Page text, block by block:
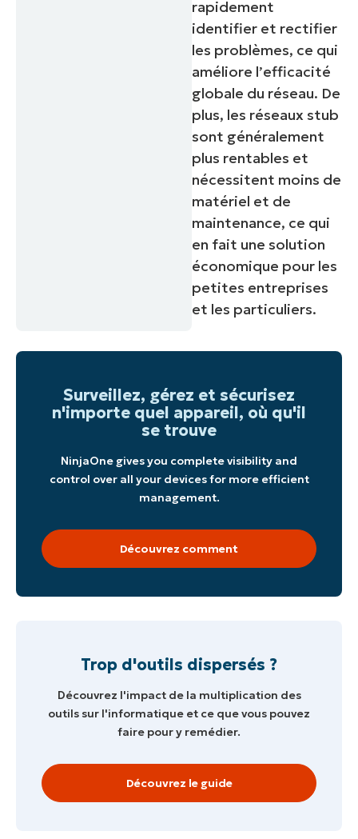
rapidement
identifier et rectifier
les problèmes, ce qui
améliore l’efficacité
globale du réseau. De
plus, les réseaux stub
sont généralement
plus rentables et
nécessitent moins de
matériel et de
maintenance, ce qui
en fait une solution
économique pour les
petites entreprises
et les particuliers.
Surveillez, gérez et sécurisez
n'importe quel appareil, où qu'il
se trouve
NinjaOne gives you complete visibility and
control over all your devices for more efficient
management.
Découvrez comment
Trop d'outils dispersés ?
Découvrez l'impact de la multiplication des
outils sur l'informatique et ce que vous pouvez
faire pour y remédier.
Découvrez le guide